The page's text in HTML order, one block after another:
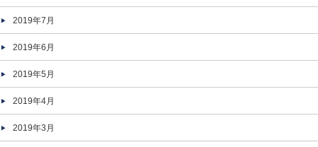
2019年7月
2019年6月
2019年5月
2019年4月
2019年3月